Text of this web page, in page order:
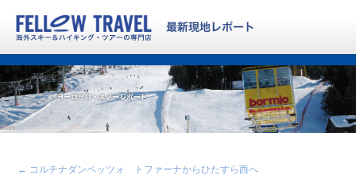
← コルチナダンペッツォ トファーナからひたすら西へ